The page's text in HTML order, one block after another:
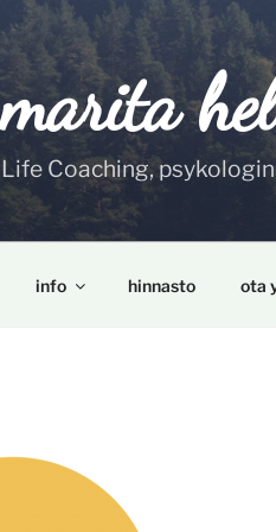
marita
Life Coaching,
info hinnasto ota